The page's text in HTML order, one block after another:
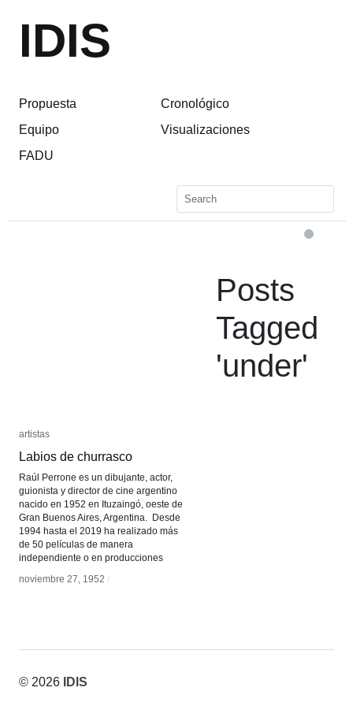
IDIS
Propuesta
Equipo
FADU
Cronológico
Visualizaciones
Posts
Tagged
'under'
artistas
Labios de churrasco
Raúl Perrone es un dibujante, actor,
guionista y director de cine argentino
nacido en 1952 en Ituzaingó, oeste de
Gran Buenos Aires, Argentina. Desde
1994 hasta el 2019 ha realizado más
de 50 películas de manera
independiente o en producciones
noviembre 27, 1952 /
artistas
Labios de churrasco
noviembre 27, 1952 /
© 2026 IDIS